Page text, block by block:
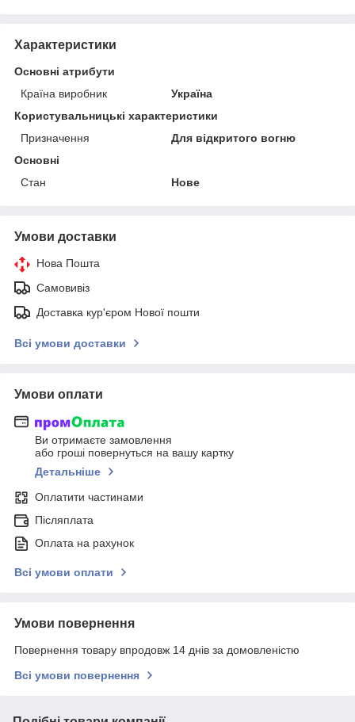
Характеристики
Основні атрибути
Країна виробник
Україна
Користувальницькі характеристики
Призначення
Для відкритого вогню
Основні
Стан
Нове
Умови доставки
Нова Пошта
Самовивіз
Доставка кур'єром Нової пошти
Всі умови доставки
Умови оплати
Ви отримаєте замовлення
або гроші повернуться на вашу картку
Детальніше
Оплатити частинами
Післяплата
Оплата на рахунок
Всі умови оплати
Умови повернення
Повернення товару впродовж 14 днів за домовленістю
Всі умови повернення